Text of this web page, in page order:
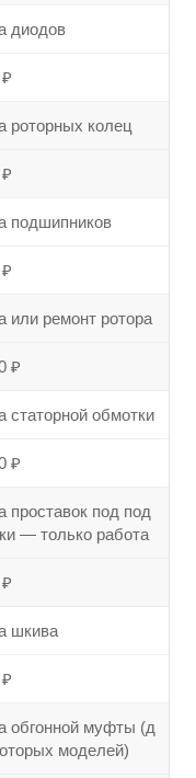
диодов
роторных колец
подшипников
или ремонт ротора
₽
статорной обмотки
₽
проставок под под
— только работа
шкива
обгонной муфты (д
моделей)